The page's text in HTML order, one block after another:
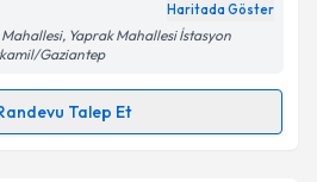
işlenmesine ilişkinAydınlatma
ve kişisel verilerimin belirtilen
kabul ediyorum.
Haritada Göster
Yaprak Mahallesi İstasyon
Gaziantep
Talep Et
Talebi